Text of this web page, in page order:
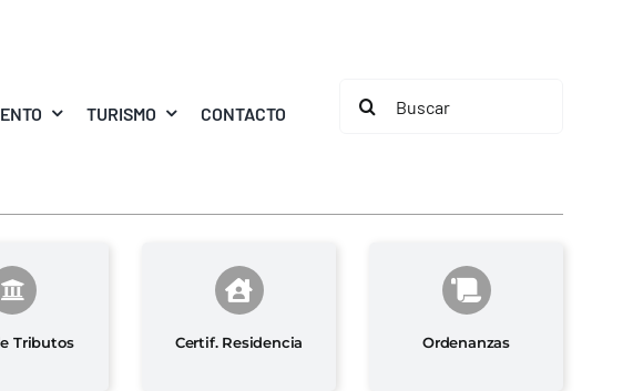
TURISMO CONTACTO
Buscar:
Tributos Certif. Residencia Ordenanzas